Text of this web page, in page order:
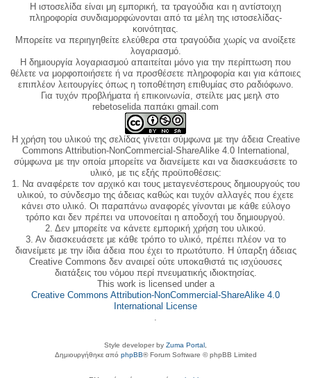
Η ιστοσελίδα είναι μη εμπορική, τα τραγούδια και η αντίστοιχη
πληροφορία συνδιαμορφώνονται από τα μέλη της ιστοσελίδας-
κοινότητας.
Μπορείτε να περιηγηθείτε ελεύθερα στα τραγούδια χωρίς να ανοίξετε
λογαριασμό.
Η δημιουργία λογαριασμού απαιτείται μόνο για την περίπτωση που
θέλετε να μορφοποιήσετε ή να προσθέσετε πληροφορία και για κάποιες
επιπλέον λειτουργίες όπως η τοποθέτηση επιθυμίας στο ραδιόφωνο.
Για τυχόν προβλήματα ή επικοινωνία, στείλτε μας μεηλ στο
rebetoselida παπάκι gmail.com
Η χρήση του υλικού της σελίδας γίνεται σύμφωνα με την άδεια Creative
Commons Attribution-NonCommercial-ShareAlike 4.0 International,
σύμφωνα με την οποία μπορείτε να διανείμετε και να διασκευάσετε το
υλικό, με τις εξής προϋποθέσεις:
1. Να αναφέρετε τον αρχικό και τους μεταγενέστερους δημιουργούς του
υλικού, το σύνδεσμο της άδειας καθώς και τυχόν αλλαγές που έχετε
κάνει στο υλικό. Οι παραπάνω αναφορές γίνονται με κάθε εύλογο
τρόπο και δεν πρέπει να υπονοείται η αποδοχή του δημιουργού.
2. Δεν μπορείτε να κάνετε εμπορική χρήση του υλικού.
3. Αν διασκευάσετε με κάθε τρόπο το υλικό, πρέπει πλέον να το
διανείμετε με την ίδια άδεια που έχει το πρωτότυπο. Η ύπαρξη άδειας
Creative Commons δεν αναιρεί ούτε υποκαθιστά τις ισχύουσες
διατάξεις του νόμου περί πνευματικής ιδιοκτησίας.
This work is licensed under a
Creative Commons Attribution-NonCommercial-ShareAlike 4.0
International License
Style developer by Zuma Portal ,
Δημιουργήθηκε από phpBB® Forum Software © phpBB Limited